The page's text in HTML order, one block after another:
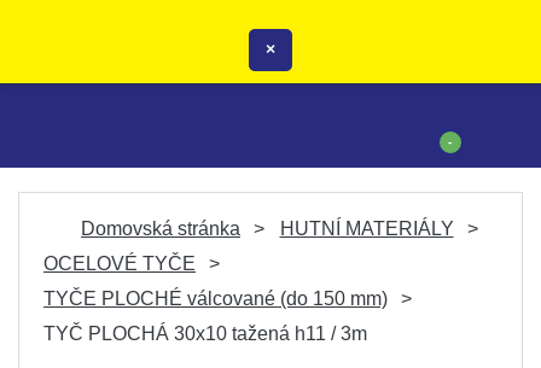
×
-
Domovská stránka
HUTNÍ MATERIÁLY
OCELOVÉ TYČE
TYČE PLOCHÉ válcované (do 150 mm)
TYČ PLOCHÁ 30x10 tažená h11 / 3m